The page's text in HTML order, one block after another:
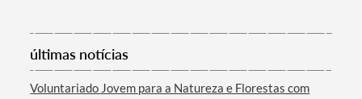
últimas notícias
Voluntariado Jovem para a Natureza e Florestas com